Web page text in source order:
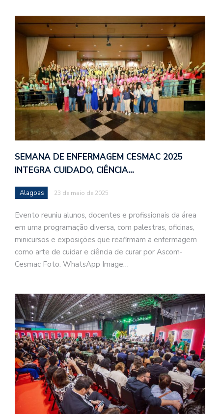
SEMANA DE ENFERMAGEM CESMAC 2025
INTEGRA CUIDADO, CIÊNCIA…
Alagoas 23 de maio de 2025
Evento reuniu alunos, docentes e profissionais da área
em uma programação diversa, com palestras, oficinas,
minicursos e exposições que reafirmam a enfermagem
como arte de cuidar e ciência de curar por Ascom-
Cesmac Foto: WhatsApp Image…